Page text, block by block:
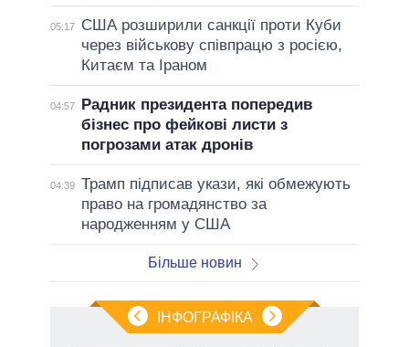
05:17
США розширили санкції проти Куби
через військову співпрацю з росією,
Китаєм та Іраном
04:57
Радник президента попередив
бізнес про фейкові листи з
погрозами атак дронів
04:39 Трамп підписав укази, які обмежують
право на громадянство за
народженням у США
Більше новин
ІНФОГРАФІКА